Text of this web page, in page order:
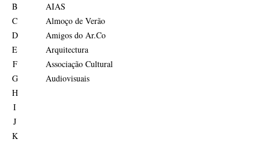
B
C
D
E
F
G
H
I
J
K
AIAS
Almoço de Verão
Amigos do Ar.Co
Arquitectura
Associação Cultural
Audiovisuais